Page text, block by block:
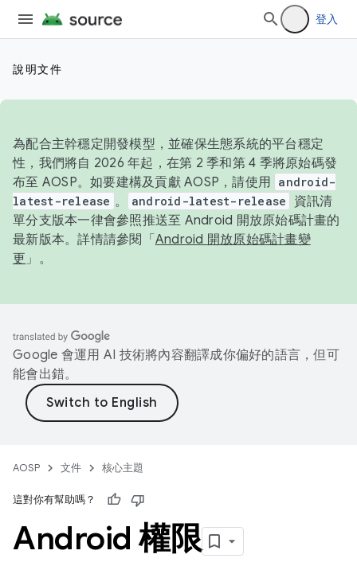
登入
說明文件
為配合主幹穩定開發模型，並確保生態系統的平台穩定
性，我們將自 2026 年起，在第 2 季和第 4 季將原始碼發
布至 AOSP。如要建構及貢獻 AOSP，請使用 android-
latest-release 。 android-latest-release
資訊清
單分支版本一律會參照推送至 Android 開放原始碼計畫的
最新版本。詳情請參閱「 Android 開放原始碼計畫變
更 」。
Google 會運用 AI 技術將內容翻譯成你偏好的語言，但可
能會出錯。
AOSP 文件 核心主題
這對你有幫助嗎？
Android 權限